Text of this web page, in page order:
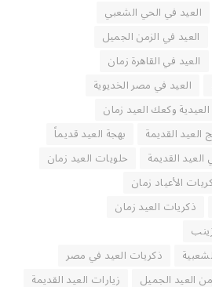
العيد في الحي الشعبي
العيد في الزمن الجميل
العيد في القاهرة زمان
العيد في مصر الخديوية
العيدية وكعك العيد زمان
العيد القديمة
بهجة العيد قديماً
العيد القديمة
حلويات العيد زمان
الأعياد زمان
ذكريات العيد زمان
ذكريات العيد في مصر
العيد الجميل زيارات العيد القديمة